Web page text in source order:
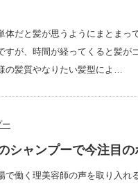
体だと髪が思うようにまとまっ
すが、時間が経ってくると髪
の髪質やなりたい髪型によ…
ー
シャンプーで今注目の
で働く理美容師の声を取り入